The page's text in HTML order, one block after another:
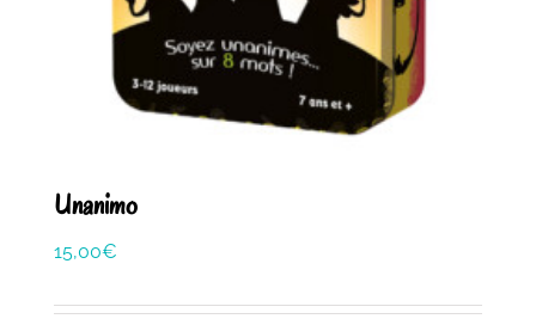
Unanimo
15,00€